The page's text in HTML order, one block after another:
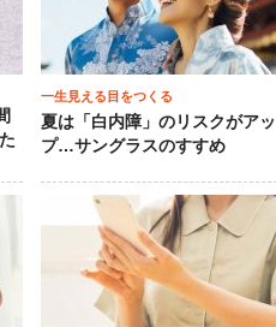
一生見える目をつくる
夏は「白内障」のリスクがアッ
プ…サングラスのすすめ